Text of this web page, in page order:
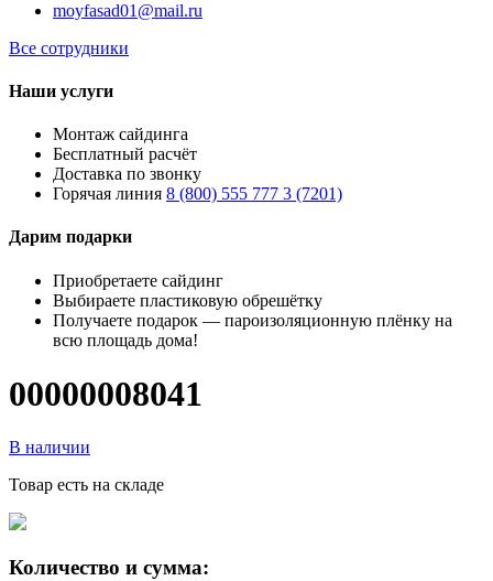
moyfasad01@mail.ru
Все сотрудники
Наши услуги
Монтаж сайдинга
Бесплатный расчёт
Доставка по звонку
Горячая линия 8 (800) 555 777 3 (7201)
Дарим подарки
Приобретаете сайдинг
Выбираете пластиковую обрешётку
Получаете подарок — пароизоляционную плёнку на
всю площадь дома!
00000008041
В наличии
Товар есть на складе
Количество и сумма: